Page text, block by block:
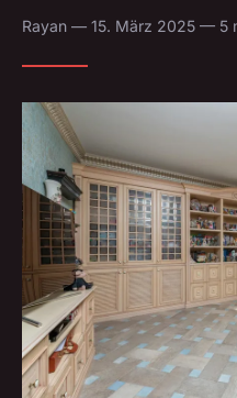
Rayan — 15. März 2025 — 5